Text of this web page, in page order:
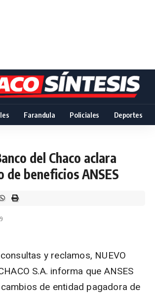
Farandula Policiales Deportes
del Chaco aclara
de beneficios ANSES
y reclamos, NUEVO
S.A. informa que ANSES
de entidad pagadora de